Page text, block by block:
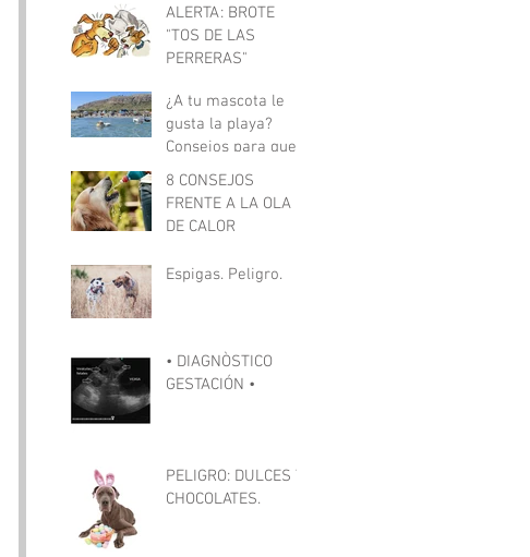
ALERTA: BROTE
"TOS DE LAS
PERRERAS"
¿A tu mascota le
gusta la playa?
Consejos para que
la disfrute al
máximo sin riesgos.
8 CONSEJOS
FRENTE A LA OLA
DE CALOR
Espigas. Peligro.
• DIAGNÒSTICO
GESTACIÓN •
PELIGRO: DULCES Y
CHOCOLATES.